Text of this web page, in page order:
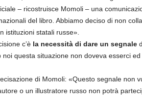
– ricostruisce Momoli – una
del libro. Abbiamo deciso di non
istituzioni statali russe».
c’è la necessità di dare un segnale
questa situazione non doveva esserci
di Momoli: «Questo segnale non
o un illustratore russo non potrà